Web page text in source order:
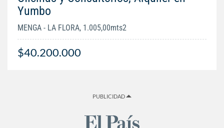
Yumbo
MENGA - LA FLORA, 1.005,00mts2
$40.200.000
PUBLICIDAD